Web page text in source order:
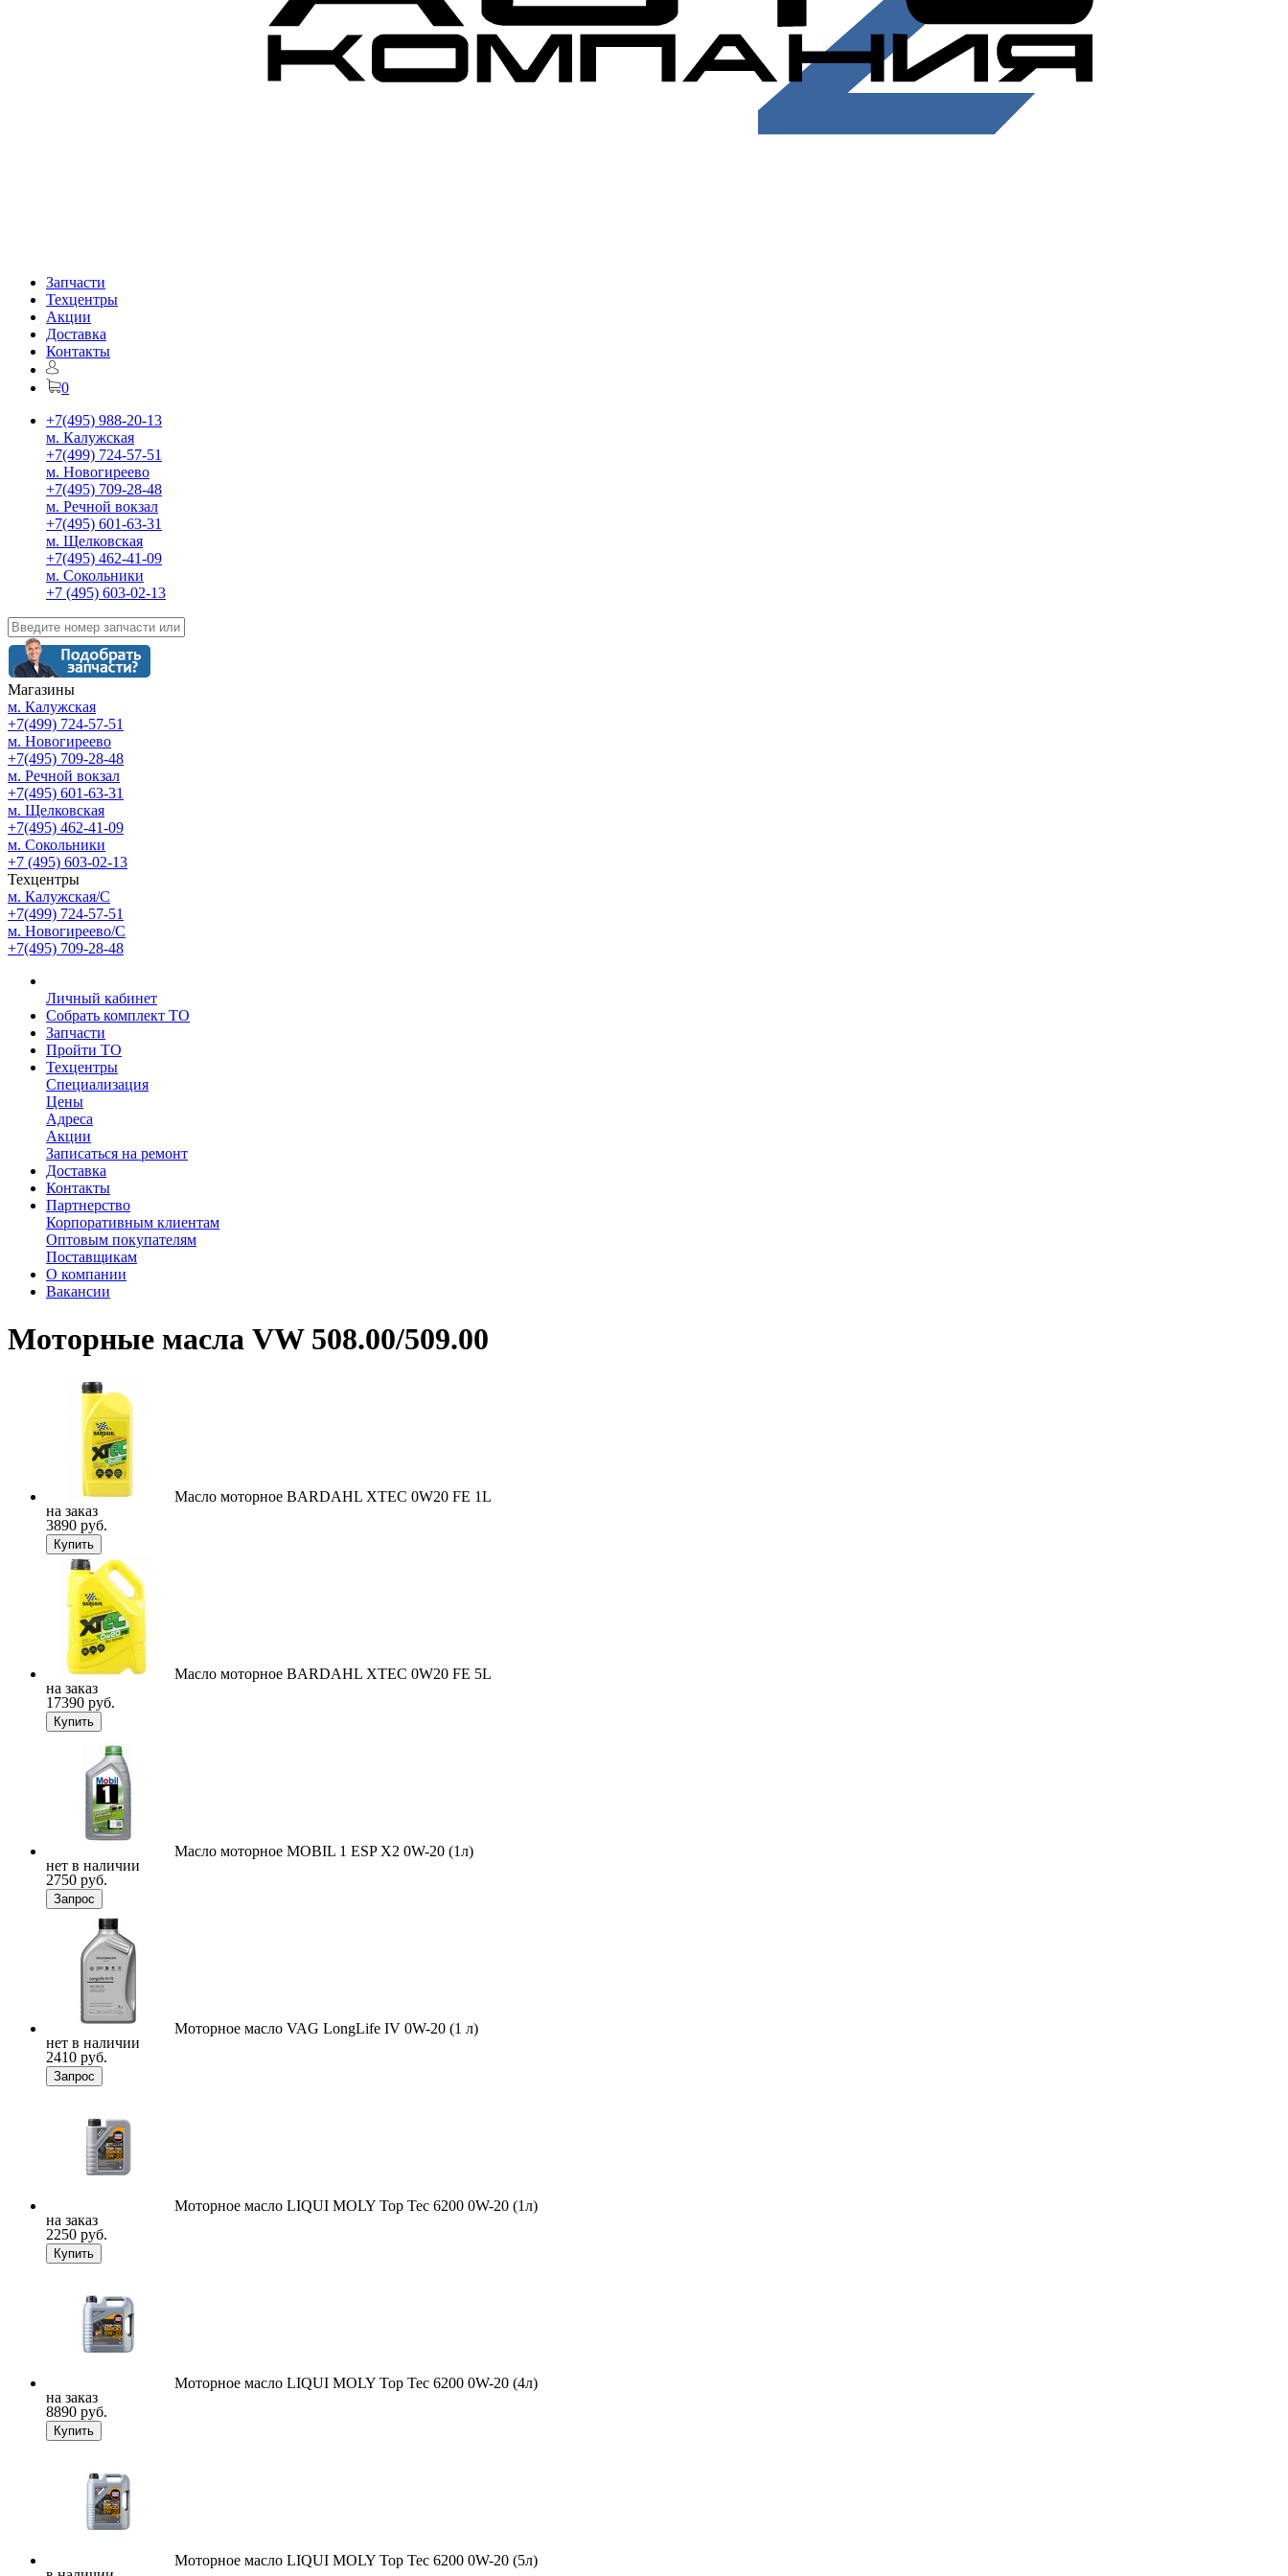
Запчасти
Техцентры
Акции
Доставка
Контакты
0
+7(495) 988-20-13
м. Калужская
+7(499) 724-57-51
м. Новогиреево
+7(495) 709-28-48
м. Речной вокзал
+7(495) 601-63-31
м. Щелковская
+7(495) 462-41-09
м. Сокольники
+7 (495) 603-02-13
Магазины
м. Калужская
+7(499) 724-57-51
м. Новогиреево
+7(495) 709-28-48
м. Речной вокзал
+7(495) 601-63-31
м. Щелковская
+7(495) 462-41-09
м. Сокольники
+7 (495) 603-02-13
Техцентры
м. Калужская/С
+7(499) 724-57-51
м. Новогиреево/С
+7(495) 709-28-48
Личный кабинет
Собрать комплект ТО
Запчасти
Пройти ТО
Техцентры
Специализация
Цены
Адреса
Акции
Записаться на ремонт
Доставка
Контакты
Партнерство
Корпоративным клиентам
Оптовым покупателям
Поставщикам
О компании
Вакансии
Моторные масла VW 508.00/509.00
Масло моторное BARDAHL XTEC 0W20 FE 1L
на заказ
3890 руб.
Купить
Масло моторное BARDAHL XTEC 0W20 FE 5L
на заказ
17390 руб.
Купить
Масло моторное MOBIL 1 ESP X2 0W-20 (1л)
нет в наличии
2750 руб.
Запрос
Моторное масло VAG LongLife IV 0W-20 (1 л)
нет в наличии
2410 руб.
Запрос
Моторное масло LIQUI MOLY Top Tec 6200 0W-20 (1л)
на заказ
2250 руб.
Купить
Моторное масло LIQUI MOLY Top Tec 6200 0W-20 (4л)
на заказ
8890 руб.
Купить
Моторное масло LIQUI MOLY Top Tec 6200 0W-20 (5л)